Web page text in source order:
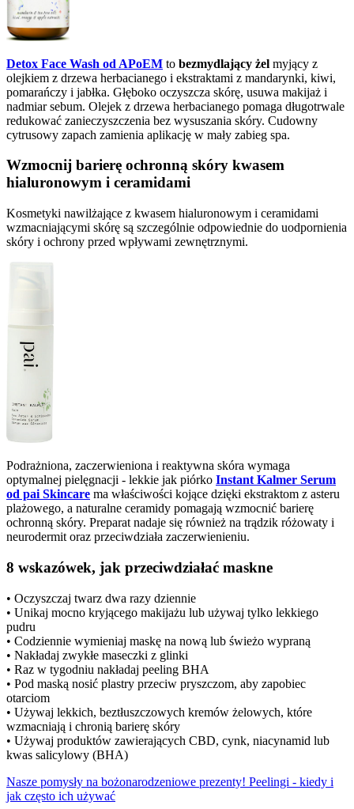
Detox Face Wash od APoEM to bezmydlający żel myjący z
olejkiem z drzewa herbacianego i ekstraktami z mandarynki, kiwi,
pomarańczy i jabłka. Głęboko oczyszcza skórę, usuwa makijaż i
nadmiar sebum. Olejek z drzewa herbacianego pomaga długotrwale
redukować zanieczyszczenia bez wysuszania skóry. Cudowny
cytrusowy zapach zamienia aplikację w mały zabieg spa.
Wzmocnij barierę ochronną skóry kwasem
hialuronowym i ceramidami
Kosmetyki nawilżające z kwasem hialuronowym i ceramidami
wzmacniającymi skórę są szczególnie odpowiednie do uodpornienia
skóry i ochrony przed wpływami zewnętrznymi.
Podrażniona, zaczerwieniona i reaktywna skóra wymaga
optymalnej pielęgnacji - lekkie jak piórko Instant Kalmer Serum
od pai Skincare ma właściwości kojące dzięki ekstraktom z asteru
plażowego, a naturalne ceramidy pomagają wzmocnić barierę
ochronną skóry. Preparat nadaje się również na trądzik różowaty i
neurodermit oraz przeciwdziała zaczerwienieniu.
8 wskazówek, jak przeciwdziałać maskne
• Oczyszczaj twarz dwa razy dziennie
• Unikaj mocno kryjącego makijażu lub używaj tylko lekkiego
pudru
• Codziennie wymieniaj maskę na nową lub świeżo wypraną
• Nakładaj zwykłe maseczki z glinki
• Raz w tygodniu nakładaj peeling BHA
• Pod maską nosić plastry przeciw pryszczom, aby zapobiec
otarciom
• Używaj lekkich, beztłuszczowych kremów żelowych, które
wzmacniają i chronią barierę skóry
• Używaj produktów zawierających CBD, cynk, niacynamid lub
kwas salicylowy (BHA)
Nasze pomysły na bożonarodzeniowe prezenty! Peelingi - kiedy i
jak często ich używać